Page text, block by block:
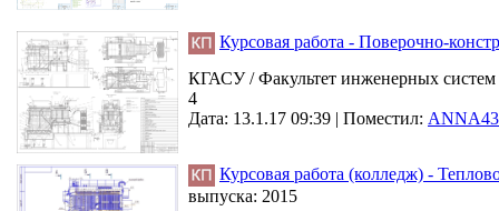
Курсовая работа - Поверочно-
КГАСУ / Факультет инженерных систем
4
Дата: 13.1.17 09:39 | Поместил:
Курсовая работа (колледж) -
выпуска: 2015